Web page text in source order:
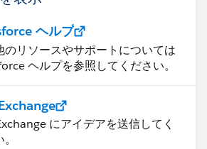
ヘルプ
のリソースやサポートについては
ヘルプを参照してください。
にアイデアを送信してく